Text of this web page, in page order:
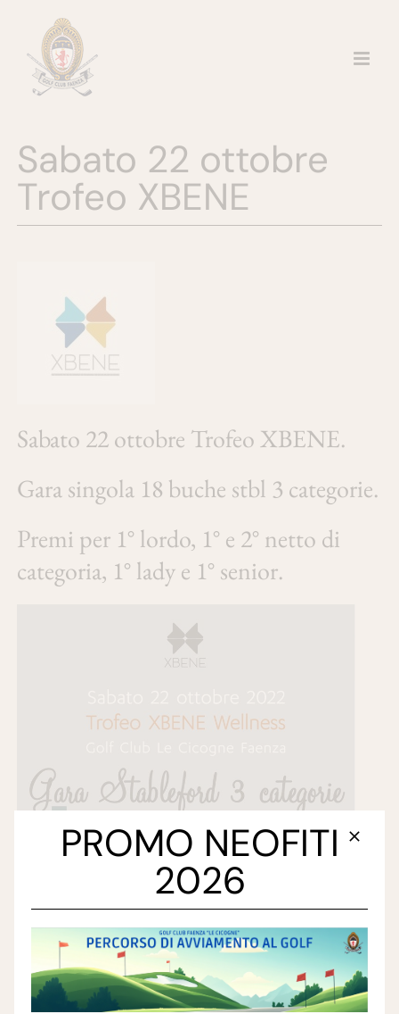
contenuto
Sabato 22 ottobre
Trofeo XBENE
Sabato 22 ottobre Trofeo XBENE.
Gara singola 18 buche stbl 3 categorie.
Premi per 1° lordo, 1° e 2° netto di
categoria, 1° lady e 1° senior.
PROMO NEOFITI
2026